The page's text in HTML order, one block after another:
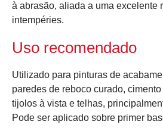
à abrasão, aliada a uma excelente
intempéries.
Uso recomendado
Utilizado para pinturas de
paredes de reboco curado,
tijolos à vista e telhas,
Pode ser aplicado sobre primer